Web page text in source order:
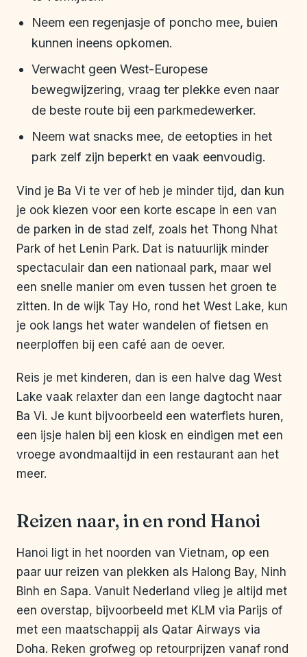
Neem een regenjasje of poncho mee, buien
kunnen ineens opkomen.
Verwacht geen West-Europese
bewegwijzering, vraag ter plekke even naar
de beste route bij een parkmedewerker.
Neem wat snacks mee, de eetopties in het
park zelf zijn beperkt en vaak eenvoudig.
Vind je Ba Vi te ver of heb je minder tijd, dan kun
je ook kiezen voor een korte escape in een van
de parken in de stad zelf, zoals het Thong Nhat
Park of het Lenin Park. Dat is natuurlijk minder
spectaculair dan een nationaal park, maar wel
een snelle manier om even tussen het groen te
zitten. In de wijk Tay Ho, rond het West Lake, kun
je ook langs het water wandelen of fietsen en
neerploffen bij een café aan de oever.
Reis je met kinderen, dan is een halve dag West
Lake vaak relaxter dan een lange dagtocht naar
Ba Vi. Je kunt bijvoorbeeld een waterfiets huren,
een ijsje halen bij een kiosk en eindigen met een
vroege avondmaaltijd in een restaurant aan het
meer.
Reizen naar, in en rond Hanoi
Hanoi ligt in het noorden van Vietnam, op een
paar uur reizen van plekken als Halong Bay, Ninh
Binh en Sapa. Vanuit Nederland vlieg je altijd met
een overstap, bijvoorbeeld met KLM via Parijs of
met een maatschappij als Qatar Airways via
Doha. Reken grofweg op retourprijzen vanaf rond